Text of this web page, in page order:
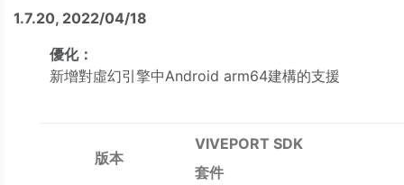
1.7.20, 2022/04/18
優化：
新增對虛幻引擎中Android arm64建構的支援
版本
VIVEPORT SDK
套件